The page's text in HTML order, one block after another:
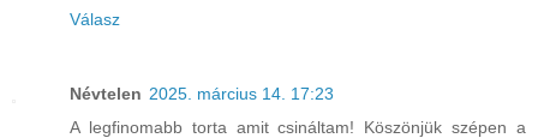
Válasz
Névtelen 2025. március 14. 17:23
A legfinomabb torta amit csináltam! Köszönjük szépen a